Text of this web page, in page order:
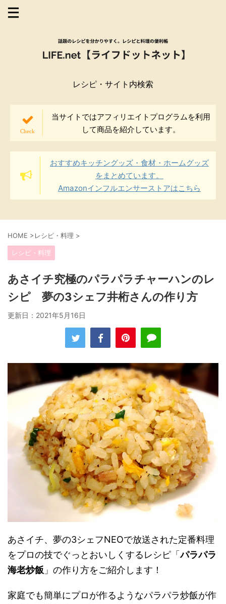
レシピ・サイト内検索
当サイトではアフィリエイトプログラムを利用
して商品を紹介しています。
おすすめキッチングッズ・食材・ホームグッズ
をまとめています。
Amazonインフルエンサーストアはこちら
HOME >レシピ・料理 >
レシピ・料理
あさイチ究極のパラパラチャーハンのレ
シピ 夢の3シェフ井桁さんの作り方
更新日： 2021年5月16日
あさイチ、夢の3シェフNEOで放送された定番料理
をプロの技でぐっとおいしくするレシピ「パラパラ
海老炒飯 」の作り方をご紹介します！
家庭でも簡単にプロが作るようなパラパラ炒飯が作